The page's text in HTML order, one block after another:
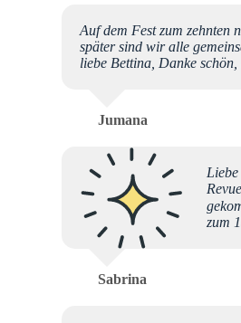
Auf dem Fest zum zehnten
später sind wir alle
liebe Bettina, Danke
Jumana
zum
Sabrina